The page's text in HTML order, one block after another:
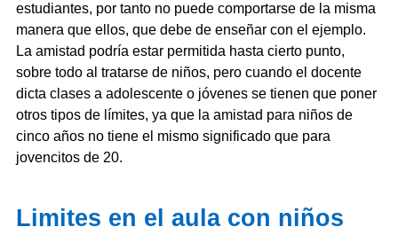
estudiantes, por tanto no puede comportarse de la misma
manera que ellos, que debe de enseñar con el ejemplo.
La amistad podría estar permitida hasta cierto punto,
sobre todo al tratarse de niños, pero cuando el docente
dicta clases a adolescente o jóvenes se tienen que poner
otros tipos de límites, ya que la amistad para niños de
cinco años no tiene el mismo significado que para
jovencitos de 20.
Limites en el aula con niños